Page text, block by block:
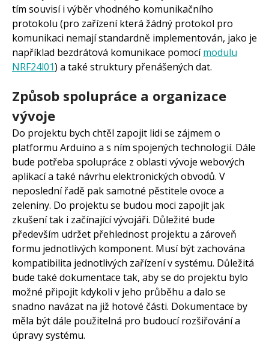
tím souvisí i výběr vhodného komunikačního
protokolu (pro zařízení která žádný protokol pro
komunikaci nemají standardně implementován, jako je
například bezdrátová komunikace pomocímodulu
NRF24l01) a také struktury přenášených dat.
Způsob spolupráce a organizace
vývoje
Do projektu bych chtěl zapojit lidi se zájmem o
platformu Arduino a s ním spojených technologií. Dále
bude potřeba spolupráce z oblasti vývoje webových
aplikací a také návrhu elektronických obvodů. V
neposlední řadě pak samotné pěstitele ovoce a
zeleniny. Do projektu se budou moci zapojit jak
zkušení tak i začínající vývojáři. Důležité bude
především udržet přehlednost projektu a zároveň
formu jednotlivých komponent. Musí být zachována
kompatibilita jednotlivých zařízení v systému. Důležitá
bude také dokumentace tak, aby se do projektu bylo
možné připojit kdykoli v jeho průběhu a dalo se
snadno navázat na již hotové části. Dokumentace by
měla být dále použitelná pro budoucí rozšiřování a
úpravy systému.